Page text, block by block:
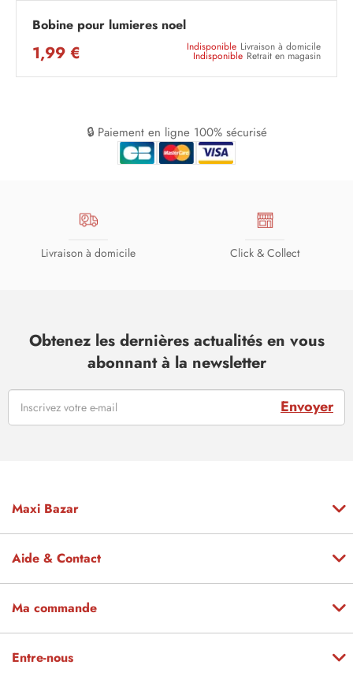
Bobine pour lumieres noel
1,99 € Indisponible Livraison à domicile
Indisponible Retrait en magasin
🔒 Paiement en ligne 100% sécurisé
Livraison à domicile Click & Collect
Obtenez les dernières actualités en vous
abonnant à la newsletter
Envoyer
Maxi Bazar
Aide & Contact
Ma commande
Entre-nous